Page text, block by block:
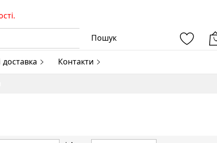
Пошук
доставка Контакти